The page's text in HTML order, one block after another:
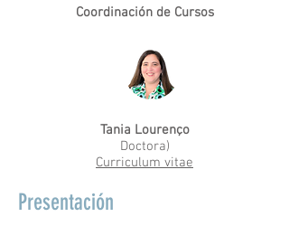
Coordinación de Cursos
Tania Lourenço
Doctora)
Curriculum vitae
Presentación